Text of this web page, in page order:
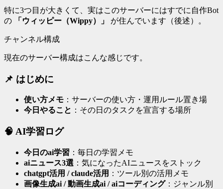
特に3つ目が大きくて、実はこのサーバーにはすでに自作Bot
の
「ウィッピー（Wippy）」 が住んでいます（後述）。
チャンネル構成
現在のサーバー構成はこんな感じです。
📌 はじめに
使い方メモ ：サーバーの使い方・運用ルール置き場
今日やること ：その日のタスクを宣言する場所
🧠 AI学習ログ
今日のai学習 ：毎日の学習メモ
aiニュース3選 ：気になったAIニュースをストック
chatgpt活用 / claude活用 ：ツール別の活用メモ
画像生成ai / 動画生成ai / aiコーディング：ジャンル別